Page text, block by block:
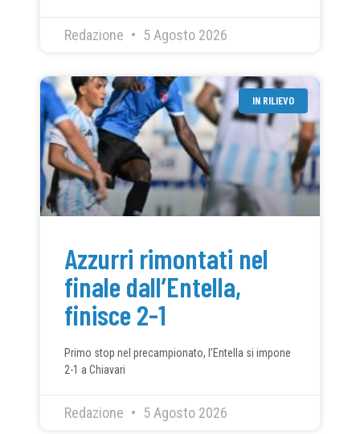
Redazione 5 Agosto 2026
IN RILIEVO
Azzurri rimontati nel
finale dall’Entella,
finisce 2-1
Primo stop nel precampionato, l’Entella si impone
2-1 a Chiavari
Redazione 5 Agosto 2026